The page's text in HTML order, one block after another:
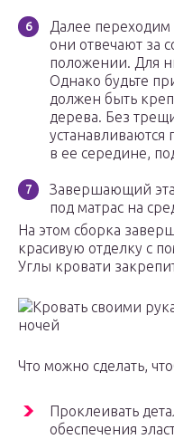
Далее
они отвечают за
положении. Для
Однако будьте
должен быть
дерева. Без
устанавливаются
в ее середине,
Завершающий
под матрас на
На этом сборка
красивую отделку с
Углы кровати
Кровать своими
ночей
Что можно сделать,
Проклеивать
обеспечения